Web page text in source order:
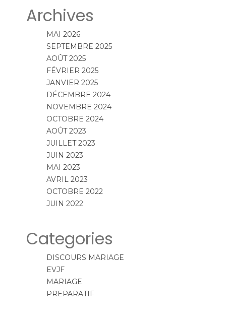
Archives
MAI 2026
SEPTEMBRE 2025
AOÛT 2025
FÉVRIER 2025
JANVIER 2025
DÉCEMBRE 2024
NOVEMBRE 2024
OCTOBRE 2024
AOÛT 2023
JUILLET 2023
JUIN 2023
MAI 2023
AVRIL 2023
OCTOBRE 2022
JUIN 2022
Categories
DISCOURS MARIAGE
EVJF
MARIAGE
PREPARATIF